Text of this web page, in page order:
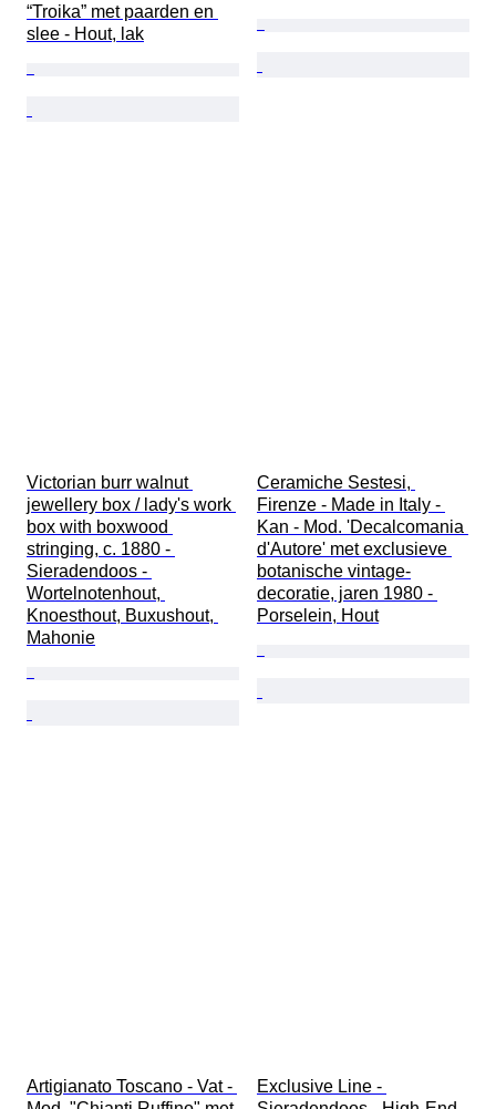
“Troika” met paarden en
slee - Hout, lak
Victorian burr walnut
jewellery box / lady's work
box with boxwood
stringing, c. 1880 -
Sieradendoos -
Wortelnotenhout,
Knoesthout, Buxushout,
Mahonie
Ceramiche Sestesi,
Firenze - Made in Italy -
Kan - Mod. 'Decalcomania
d'Autore' met exclusieve
botanische vintage-
decoratie, jaren 1980 -
Porselein, Hout
Artigianato Toscano - Vat -
Exclusive Line -